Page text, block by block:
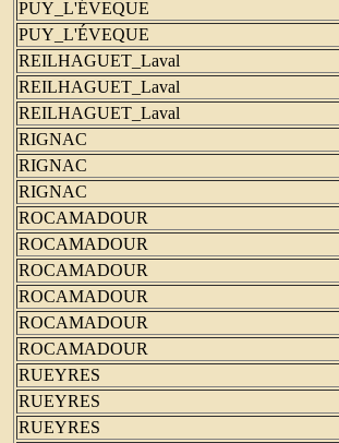
PUY_L'ÉVEQUE
PUY_L'ÉVEQUE
REILHAGUET_Laval
REILHAGUET_Laval
REILHAGUET_Laval
RIGNAC
RIGNAC
RIGNAC
ROCAMADOUR
ROCAMADOUR
ROCAMADOUR
ROCAMADOUR
ROCAMADOUR
ROCAMADOUR
RUEYRES
RUEYRES
RUEYRES